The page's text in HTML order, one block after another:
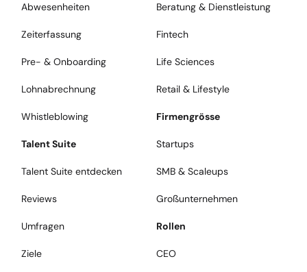
Abwesenheiten
Zeiterfassung
Pre- & Onboarding
Lohnabrechnung
Whistleblowing
Talent Suite
Talent Suite entdecken
Reviews
Umfragen
Ziele
Beratung & Dienstleistung
Fintech
Life Sciences
Retail & Lifestyle
Firmengrösse
Startups
SMB & Scaleups
Großunternehmen
Rollen
CEO